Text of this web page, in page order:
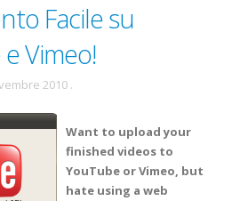
Facile su
Vimeo!
2010 .
Want to upload your
finished videos to
YouTube or Vimeo, but
hate using a web